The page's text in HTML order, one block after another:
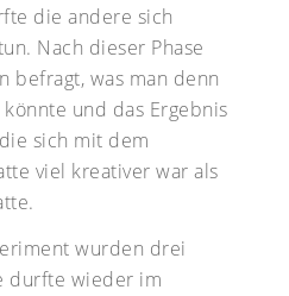
die andere sich
Nach dieser Phase
befragt, was man denn
und das Ergebnis
sich mit dem
viel kreativer war als
wurden drei
durfte wieder im